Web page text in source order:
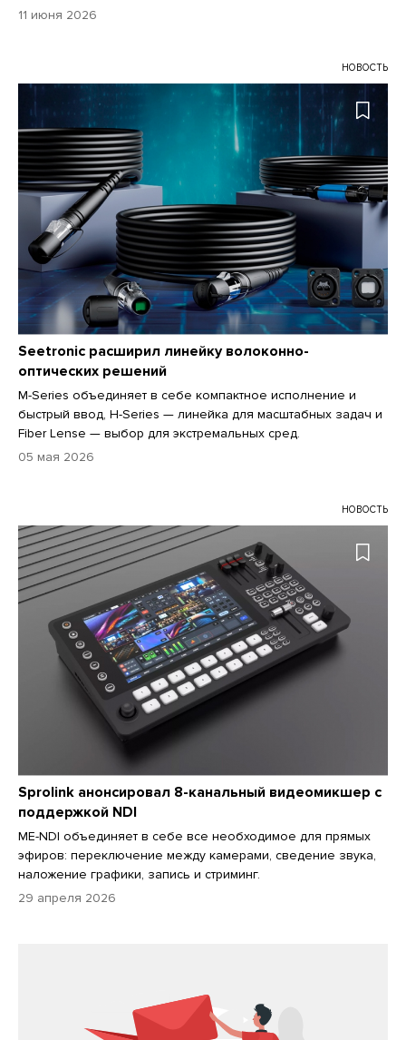
11 июня 2026
НОВОСТЬ
Seetronic расширил линейку волоконно-
оптических решений
M-Series объединяет в себе компактное исполнение и
быстрый ввод, H-Series — линейка для масштабных задач и
Fiber Lense — выбор для экстремальных сред.
05 мая 2026
НОВОСТЬ
Sprolink анонсировал 8-канальный видеомикшер с
поддержкой NDI
ME-NDI объединяет в себе все необходимое для прямых
эфиров: переключение между камерами, сведение звука,
наложение графики, запись и стриминг.
29 апреля 2026